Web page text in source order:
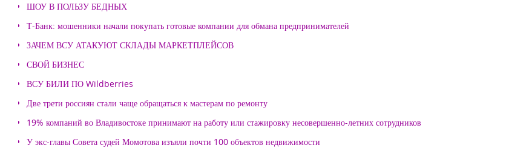
ШОУ В ПОЛЬЗУ БЕДНЫХ
Т-Банк: мошенники начали покупать готовые компании для обмана предпринимателей
ЗАЧЕМ ВСУ АТАКУЮТ СКЛАДЫ МАРКЕТПЛЕЙСОВ
СВОЙ БИЗНЕС
ВСУ БИЛИ ПО Wildberries
Две трети россиян стали чаще обращаться к мастерам по ремонту
19% компаний во Владивостоке принимают на работу или стажировку несовершенно-летних сотрудников
У экс-главы Совета судей Момотова изъяли почти 100 объектов недвижимости